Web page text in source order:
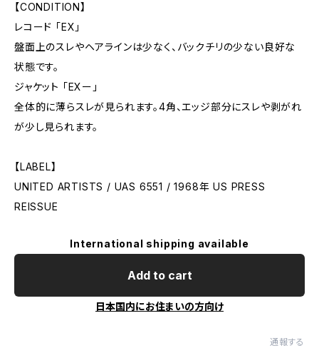
【CONDITION】
レコード 「EX」
盤面上のスレやヘアラインは少なく、バックチリの少ない良好な
状態です。
ジャケット 「EXー」
全体的に薄らスレが見られます。4角、エッジ部分にスレや剥がれ
が少し見られます。
【LABEL】
UNITED ARTISTS / UAS 6551 / 1968年 US PRESS
REISSUE
International shipping available
Add to cart
日本国内にお住まいの方向け
通報する